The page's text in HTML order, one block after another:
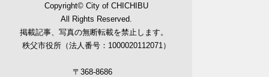
Copyright© City of CHICHIBU
All Rights Reserved.
掲載記事、写真の無断転載を禁止します。
秩父市役所（法人番号：1000020112071）
〒368-8686